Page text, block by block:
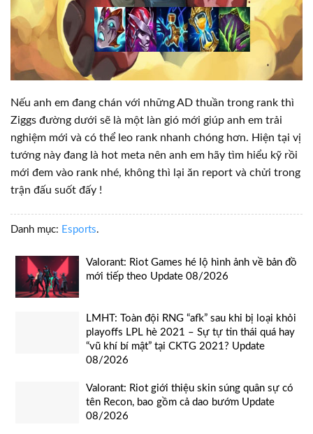
Nếu anh em đang chán với những AD thuần trong rank thì
Ziggs đường dưới sẽ là một làn gió mới giúp anh em trải
nghiệm mới và có thể leo rank nhanh chóng hơn. Hiện tại vị
tướng này đang là hot meta nên anh em hãy tìm hiểu kỹ rồi
mới đem vào rank nhé, không thì lại ăn report và chửi trong
trận đấu suốt đấy !
Danh mục: Esports.
Valorant: Riot Games hé lộ hình ảnh về bản đồ
mới tiếp theo Update 08/2026
LMHT: Toàn đội RNG “afk” sau khi bị loại khỏi
playoffs LPL hè 2021 – Sự tự tin thái quá hay
“vũ khí bí mật” tại CKTG 2021? Update
08/2026
Valorant: Riot giới thiệu skin súng quân sự có
tên Recon, bao gồm cả dao bướm Update
08/2026